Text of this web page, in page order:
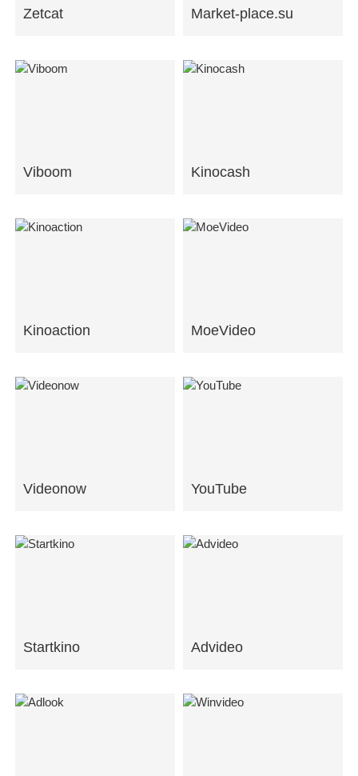
Zetcat Market-place.su
Viboom Kinocash
Kinoaction MoeVideo
Videonow YouTube
Startkino Advideo